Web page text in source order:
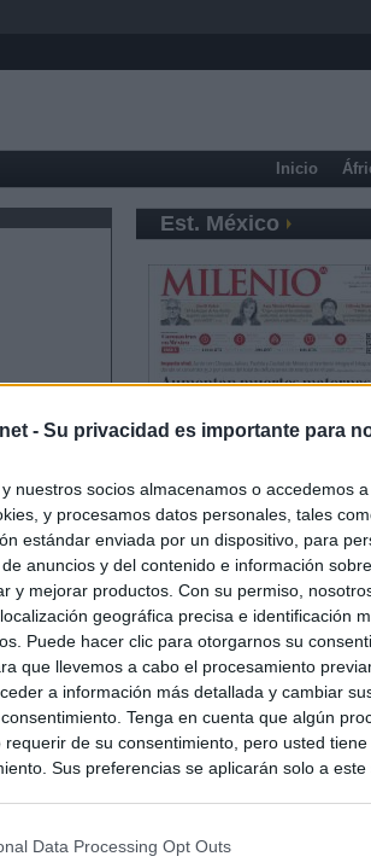
- Su privacidad es importante para
nuestros socios almacenamos o accedemos
y procesamos datos personales, tales
estándar enviada por un dispositivo, para
anuncios y del contenido e información
y mejorar productos. Con su permiso,
geográfica precisa e identificación
Puede hacer clic para otorgarnos su
que llevemos a cabo el procesamiento
a información más detallada y cambiar
Tenga en cuenta que algún
requerir de su consentimiento, pero usted
Sus preferencias se aplicarán solo a
Data Processing Opt Outs
Inicio
Est. México